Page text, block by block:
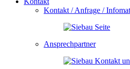
Kontakt / Anfrage /
Ansprechpartner